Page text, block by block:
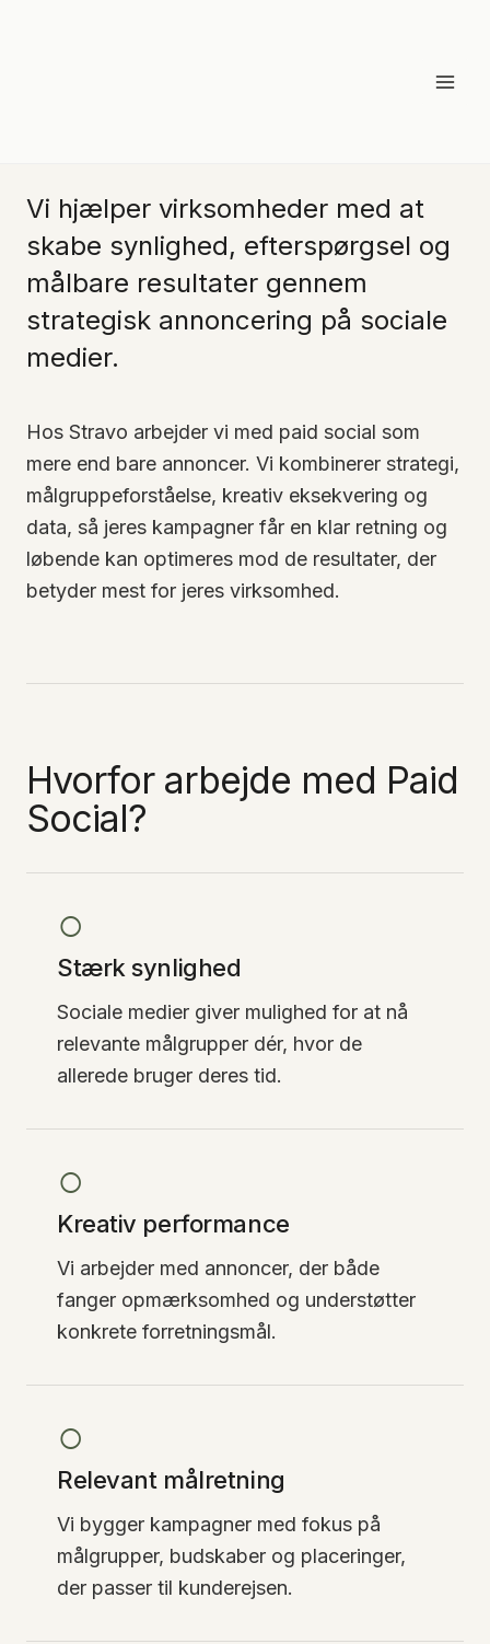
Vi hjælper virksomheder med at
skabe synlighed, efterspørgsel og
målbare resultater gennem
strategisk annoncering på sociale
medier.
Hos Stravo arbejder vi med paid social som
mere end bare annoncer. Vi kombinerer strategi,
målgruppeforståelse, kreativ eksekvering og
data, så jeres kampagner får en klar retning og
løbende kan optimeres mod de resultater, der
betyder mest for jeres virksomhed.
Hvorfor arbejde med Paid
Social?
○
Stærk synlighed
Sociale medier giver mulighed for at nå
relevante målgrupper dér, hvor de
allerede bruger deres tid.
○
Kreativ performance
Vi arbejder med annoncer, der både
fanger opmærksomhed og understøtter
konkrete forretningsmål.
○
Relevant målretning
Vi bygger kampagner med fokus på
målgrupper, budskaber og placeringer,
der passer til kunderejsen.